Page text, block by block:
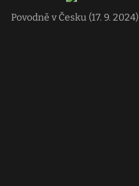
Povodně v Česku (17. 9. 2024)